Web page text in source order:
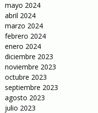
mayo 2024
abril 2024
marzo 2024
febrero 2024
enero 2024
diciembre 2023
noviembre 2023
octubre 2023
septiembre 2023
agosto 2023
julio 2023